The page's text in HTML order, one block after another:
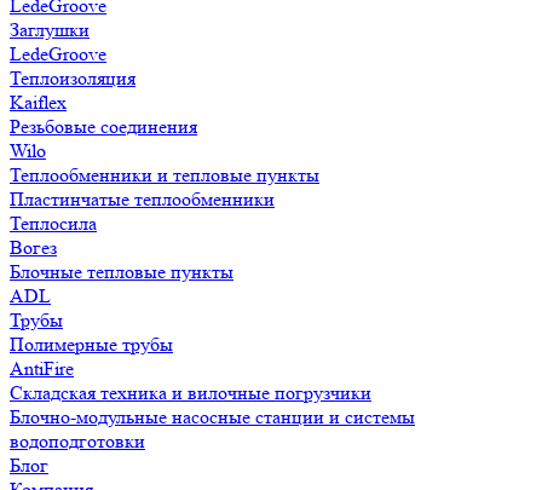
LedeGroove
Заглушки
LedeGroove
Теплоизоляция
Kaiflex
Резьбовые соединения
Wilo
Теплообменники и тепловые пункты
Пластинчатые теплообменники
Теплосила
Вогез
Блочные тепловые пункты
ADL
Трубы
Полимерные трубы
AntiFire
Складская техника и вилочные погрузчики
Блочно-модульные насосные станции и системы
водоподготовки
Блог